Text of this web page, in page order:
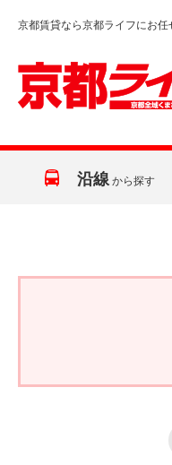
京都賃貸なら京都ライフにお
沿線 から探す